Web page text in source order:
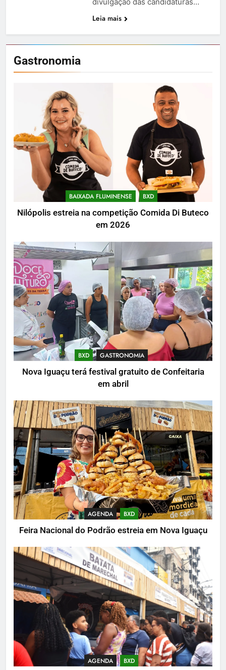
Gastronomia
BAIXADA FLUMINENSE BXD
Nilópolis estreia na competição Comida Di Buteco
em 2026
BXD GASTRONOMIA
Nova Iguaçu terá festival gratuito de Confeitaria
em abril
AGENDA BXD
Feira Nacional do Podrão estreia em Nova Iguaçu
AGENDA BXD
Leia mais